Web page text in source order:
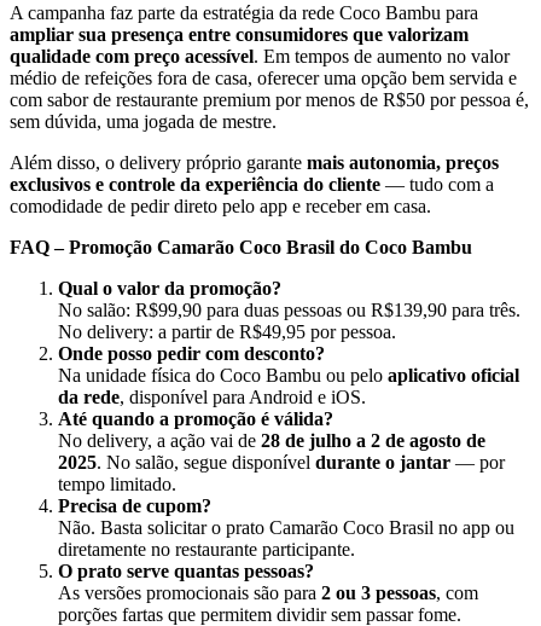
A campanha faz parte da estratégia da rede Coco Bambu para
ampliar sua presença entre consumidores que valorizam
qualidade com preço acessível. Em tempos de aumento no valor
médio de refeições fora de casa, oferecer uma opção bem servida e
com sabor de restaurante premium por menos de R$50 por pessoa é,
sem dúvida, uma jogada de mestre.
Além disso, o delivery próprio garante mais autonomia, preços
exclusivos e controle da experiência do cliente — tudo com a
comodidade de pedir direto pelo app e receber em casa.
FAQ – Promoção Camarão Coco Brasil do Coco Bambu
Qual o valor da promoção?
No salão: R$99,90 para duas pessoas ou R$139,90 para três.
No delivery: a partir de R$49,95 por pessoa.
Onde posso pedir com desconto?
Na unidade física do Coco Bambu ou pelo aplicativo oficial
da rede, disponível para Android e iOS.
Até quando a promoção é válida?
No delivery, a ação vai de 28 de julho a 2 de agosto de
2025. No salão, segue disponível durante o jantar — por
tempo limitado.
Precisa de cupom?
Não. Basta solicitar o prato Camarão Coco Brasil no app ou
diretamente no restaurante participante.
O prato serve quantas pessoas?
As versões promocionais são para 2 ou 3 pessoas, com
porções fartas que permitem dividir sem passar fome.